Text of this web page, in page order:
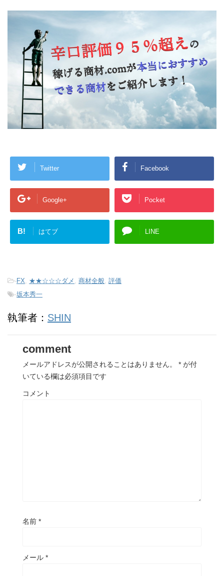
Twitter Facebook
Google+ Pocket
B! はてブ LINE
-FX ★★☆☆☆ダメ 商材全般 評価
-坂本秀一
執筆者： SHIN
comment
メールアドレスが公開されることはありません。 * が付
いている欄は必須項目です
コメント
名前 *
メール *